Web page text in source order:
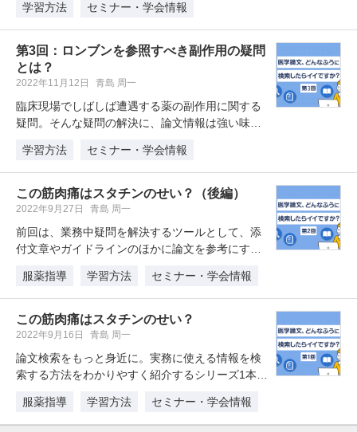
学習方法
セミナー・学会情報
第3回：ロンブンを参照すべき副作用の疑問
とは？
2022年11月12日 青島 周一
臨床現場でしばしば遭遇する薬の副作用に関する
疑問。そんな疑問の解決に、論文情報は強い味方
学習方法
セミナー・学会情報
この筋肉痛はスタチンのせい？（後編）
2022年9月27日 青島 周一
前回は、業務中疑問を解決するツールとして、添
付文章やガイドラインのほかに論文を参考にする
服薬指導
学習方法 セミナー・学会情報
この筋肉痛はスタチンのせい？
2022年9月16日 青島 周一
論文検索をもっと身近に。実務に使える情報を検
索する方法をわかりやすく紹介するシリーズ1本目
服薬指導
学習方法 セミナー・学会情報